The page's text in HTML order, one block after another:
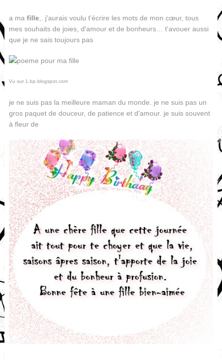
a ma fille,. j'aurais voulu t'écrire les mots de mon cœur, tous
mes souhaits de joies, d'amour et de bonheurs… t'avouer aussi
que je ne sais toujours pas
Vu sur 1.bp.blogspot.com
je ne suis pas la meilleure maman du monde. je ne suis pas un
gros paquet de douceur, de patience et d'amour. je suis souvent
à fleur de